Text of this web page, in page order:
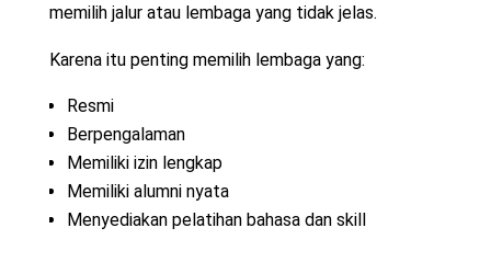
memilih jalur atau lembaga yang tidak jelas.
Karena itu penting memilih lembaga yang:
Resmi
Berpengalaman
Memiliki izin lengkap
Memiliki alumni nyata
Menyediakan pelatihan bahasa dan skill